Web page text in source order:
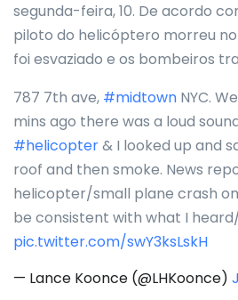
segunda-feira, 10. De acordo
piloto do helicóptero morreu
foi esvaziado e os bombeiros
787 7th ave, #midtown NYC.
mins ago there was a loud
#helicopter& I looked up and
roof and then smoke. News
helicopter/small plane crash
be consistent with what I
pic.twitter.com/swY3ksLskH
— Lance Koonce (@LHKoonce)